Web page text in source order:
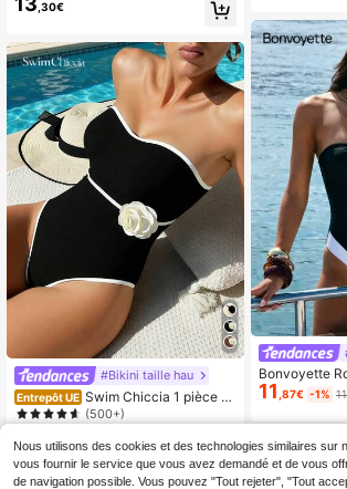
leurs, fronces pour affiner la silhoue
pour l'été et la plage
,30€
#Bikini taille hau
Entrepôt UE Swim Chiccia 1 pièce M
aillot de bain une-pièce floral conv
ertible sans bretelles pour femme, c
onfortable pour les vacances et la n
atation
(500+)
Bonvoyette
e ou de
floral, robe
et à volants
l, ensemble
me
11 ,87€ -1%
Nous utilisons des cookies et des technologies similaires sur
vous fournir le service que vous avez demandé et de vous
de navigation possible. Vous pouvez "Tout rejeter", "Tout